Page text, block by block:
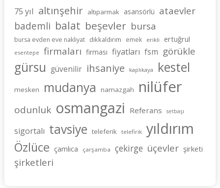
75 yıl altınşehir altıparmak asansörlü ataevler
bademli balat beşevler bursa
bursa evden eve nakliyat dikkaldırım emek erikli ertuğrul
esentepe firmaları firması fiyatları fsm görükle
gürsu güvenilir ihsaniye kaplıkaya kestel
mesken mudanya namazgah nilüfer
odunluk osmangazi Referans setbaşı
sigortalı tavsiye teleferik telefirik yıldırım
Özlüce çamlıca çarşamba çekirge üçevler şirketi
şirketleri